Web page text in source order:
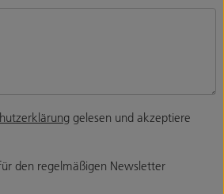
gelesen und akzeptiere
den regelmäßigen Newsletter